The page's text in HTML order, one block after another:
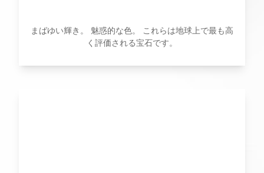
まばゆい輝き。 魅惑的な色。 これらは地球上で最も高
く評価される宝石です。